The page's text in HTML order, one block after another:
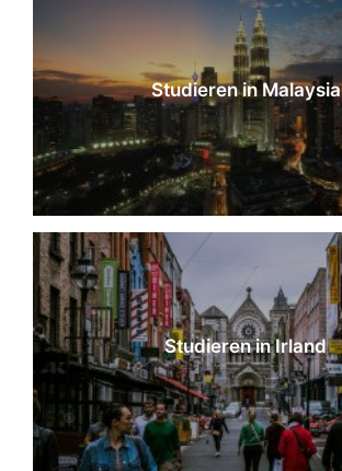
Studieren in Malaysia
Studieren in Irland